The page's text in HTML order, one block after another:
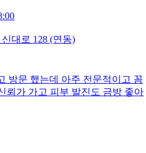
대로 128 (연동)
방문 했는데 아주 전문적이고 꼼
뢰가 가고 피부 발진도 금방 좋아